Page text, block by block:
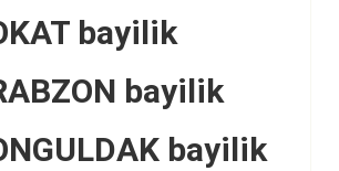
bayilik
bayilik
bayilik